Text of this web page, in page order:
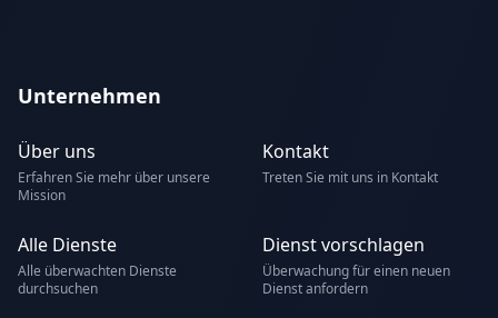
Unternehmen
Über uns
Erfahren Sie mehr über unsere
Mission
Kontakt
Treten Sie mit uns in Kontakt
Alle Dienste
Alle überwachten Dienste
durchsuchen
Dienst vorschlagen
Überwachung für einen neuen
Dienst anfordern